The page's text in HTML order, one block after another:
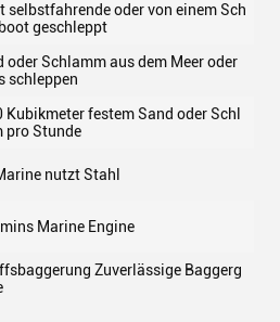
selbstfahrende oder von einem Sch
geschleppt
oder Schlamm aus dem Meer oder
schleppen
Kubikmeter festem Sand oder Schl
pro Stunde
nutzt Stahl
Marine Engine
Zuverlässige Baggerg